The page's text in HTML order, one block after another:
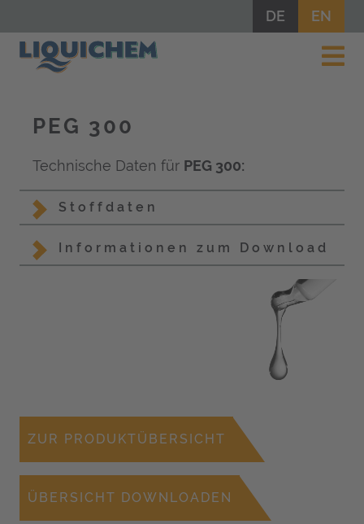
DE EN
PEG 300
Technische Daten für PEG 300:
Stoffdaten
Informationen zum Download
ZUR PRODUKTÜBERSICHT
ÜBERSICHT DOWNLOADEN